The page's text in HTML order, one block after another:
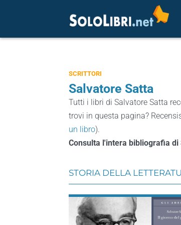
SCRITTORI
Salvatore Satta
Tutti i libri di Salvatore Satta
trovi in questa pagina?
un libro).
Consulta l'intera bibliografia di
STORIA DELLA